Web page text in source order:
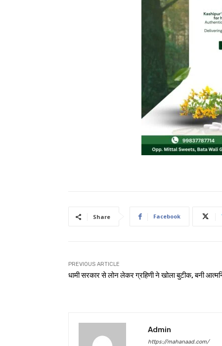
Share Facebook
PREVIOUS ARTICLE
धामी सरकार से लोन लेकर ग्रहिणी ने खोला बुटीक, बनी
Admin
https://mahanaad.com/